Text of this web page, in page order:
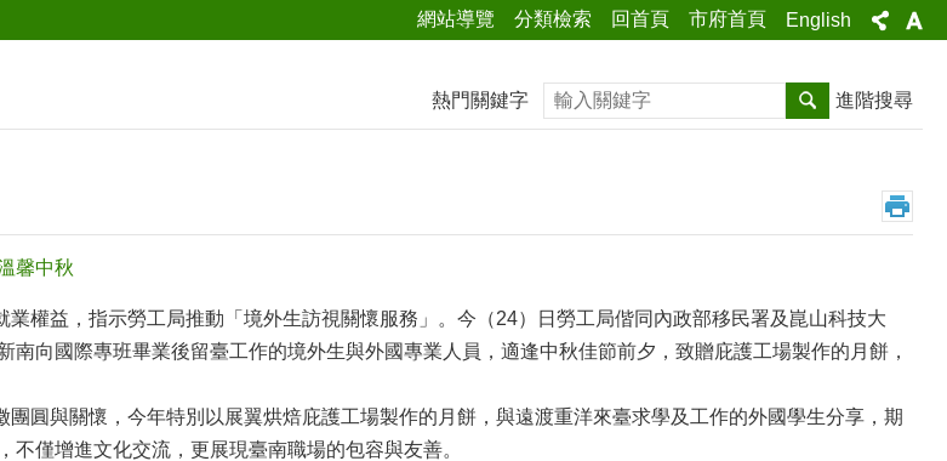
網站導覽 分類檢索 回首頁 市府首頁 English
熱門關鍵字 搜尋 進階搜尋
馨中秋
權益，指示勞工局推動「境外生訪視關懷服務」。今（24）日勞工局偕同內政部移民署及崑山科技大
南向國際專班畢業後留臺工作的境外生與外國專業人員，適逢中秋佳節前夕，致贈庇護工場製作的月餅，
圓與關懷，今年特別以展翼烘焙庇護工場製作的月餅，與遠渡重洋來臺求學及工作的外國學生分享，期
不僅增進文化交流，更展現臺南職場的包容與友善。